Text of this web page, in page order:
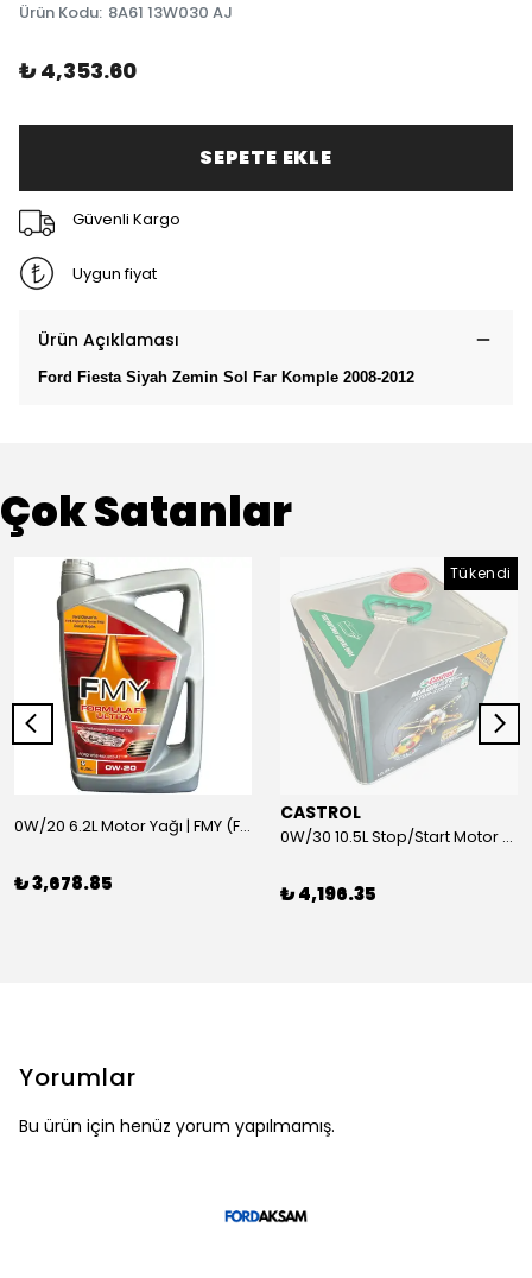
Ürün Kodu: 8A61 13W030 AJ
₺ 4,353.60
SEPETE EKLE
Güvenli Kargo
Uygun fiyat
Ürün Açıklaması
Ford Fiesta Siyah Zemin Sol Far Komple 2008-2012
Çok Satanlar
0W/20 6.2L Motor Yağı | FMY (Ford Motor Yağları)
₺ 3,678.85
Tükendi
CASTROL
0W/30 10.5L Stop/Start Motor Yağı | CASTROL
₺ 4,196.35
Yorumlar
Bu ürün için henüz yorum yapılmamış.